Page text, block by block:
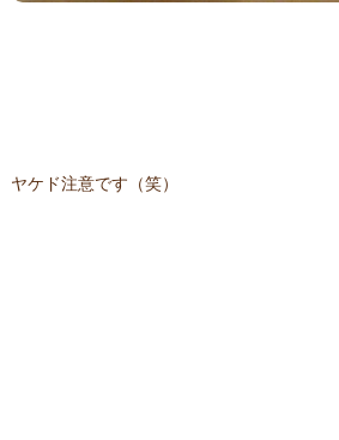
ヤケド注意です（笑）